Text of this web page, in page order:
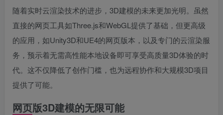
随着实时云渲染技术的进步，3D建模的未来更加光明。虽然
直接的网页工具如Three.js和WebGL提供了基础，但更高级
的应用，如Unity3D和UE4的网页版本，以及专门的云渲染服
务，预示着无需高性能本地设备即可享受高质量3D体验的时
代。这不仅降低了创作门槛，也为远程协作和大规模3D项目
提供了可能。
网页版3D建模的无限可能